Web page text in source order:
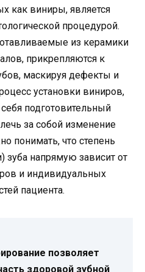
как виниры, является
процедурой.
из керамики
прикрепляются к
маскируя дефекты и
установки виниров,
подготовительный
за собой изменение
понимать, что степень
зуба напрямую зависит от
и индивидуальных
пациента.
позволяет
здоровой зубной